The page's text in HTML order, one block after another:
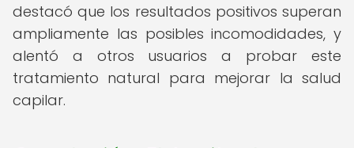
destacó que los resultados positivos superan
ampliamente las posibles incomodidades, y
alentó a otros usuarios a probar este
tratamiento natural para mejorar la salud
capilar.